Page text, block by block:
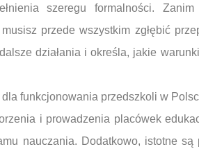
szeregu formalności.
przede wszystkim zgłębić
działania i określa, jakie
funkcjonowania przedszkoli w
i prowadzenia placówek
nauczania. Dodatkowo, istotne